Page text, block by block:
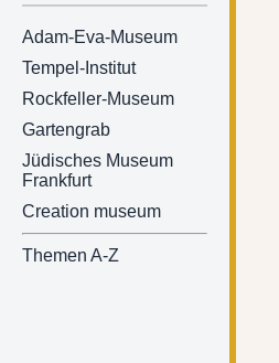
Adam-Eva-Museum
Tempel-Institut
Rockfeller-Museum
Gartengrab
Jüdisches Museum
Frankfurt
Creation museum
Themen A-Z